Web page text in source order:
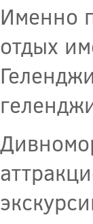
Именно
отдых